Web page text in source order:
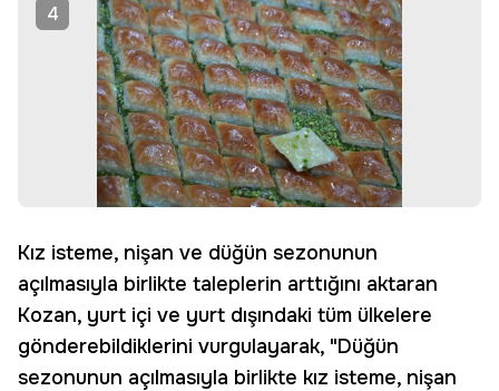
4
Kız isteme, nişan ve düğün sezonunun
açılmasıyla birlikte taleplerin arttığını aktaran
Kozan, yurt içi ve yurt dışındaki tüm ülkelere
gönderebildiklerini vurgulayarak, "Düğün
sezonunun açılmasıyla birlikte kız isteme, nişan